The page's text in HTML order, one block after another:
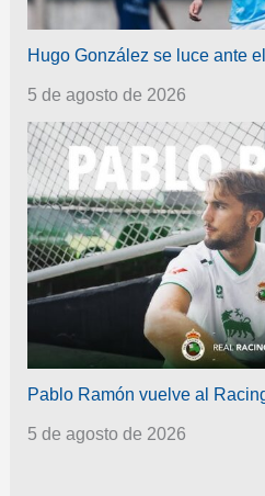
Hugo González se luce ante
5 de agosto de 2026
Pablo Ramón vuelve al
5 de agosto de 2026